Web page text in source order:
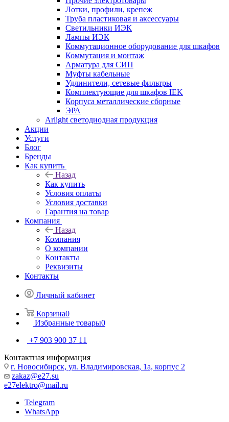
Лотки, профили, крепеж
Труба пластиковая и аксессуары
Светильники ИЭК
Лампы ИЭК
Коммутационное оборудование для шкафов
Коммутация и монтаж
Арматура для СИП
Муфты кабельные
Удлинители, сетевые фильтры
Комплектующие для шкафов IEK
Корпуса металлические сборные
ЭРА
Arlight светодиодная продукция
Акции
Услуги
Блог
Бренды
Как купить
Назад
Как купить
Условия оплаты
Условия доставки
Гарантия на товар
Компания
Назад
Компания
О компании
Контакты
Реквизиты
Контакты
Личный кабинет
Корзина0
Избранные товары0
+7 903 900 37 11
Контактная информация
г. Новосибирск, ул. Владимировская, 1а, корпус 2
zakaz@e27.su
e27elektro@mail.ru
Telegram
WhatsApp